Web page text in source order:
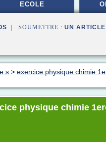
ECOLE
| SOUMETTRE : UN ARTICLE
s > exercice physique chimie
physique chimie